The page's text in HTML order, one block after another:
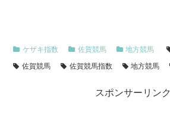
ケザキ指数 佐賀競馬 地方競馬
佐賀競馬
佐賀競馬指数 地方競馬
スポンサーリンク